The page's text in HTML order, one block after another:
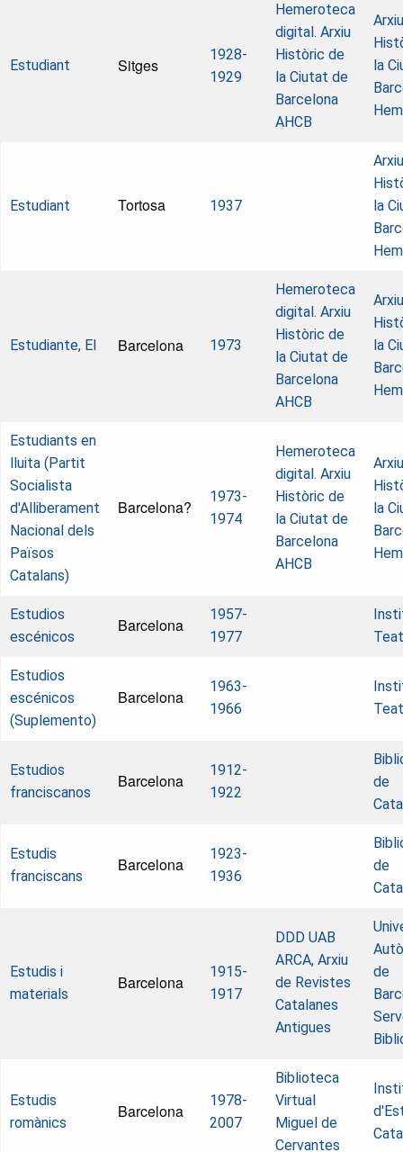
Estudiant Sitges
1928-
1929
Hemeroteca
digital. Arxiu
Històric de
la Ciutat de
Barcelona
AHCB
Arxiu
la
Estudiant Tortosa 1937
Arxiu
la
Estudiante, El Barcelona 1973
Hemeroteca
digital. Arxiu
Històric de
la Ciutat de
Barcelona
AHCB
Arxiu
la
Estudiants en
lluita (Partit
Socialista
d'Alliberament
Nacional dels
Països
Catalans)
Barcelona?
1973-
1974
Hemeroteca
digital. Arxiu
Històric de
la Ciutat de
Barcelona
AHCB
Arxiu
la
Estudios
escénicos
Barcelona
1957-
1977
Estudios
escénicos
(Suplemento)
Barcelona
1963-
1966
Estudios
franciscanos
Barcelona
1912-
1922
de
Estudis
franciscans
Barcelona
1923-
1936
de
Estudis i
materials
Barcelona
1915-
1917
DDD UAB
ARCA, Arxiu
de Revistes
Catalanes
Antigues
de
Estudis
romànics
Barcelona
1978-
2007
Biblioteca
Virtual
Miguel de
Cervantes